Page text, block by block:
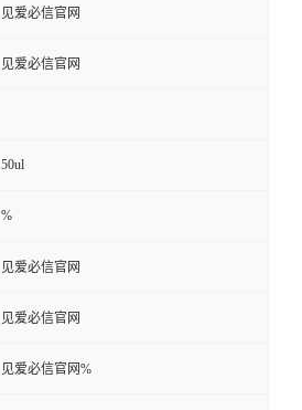
见爱必信官网
见爱必信官网
50ul
%
见爱必信官网
见爱必信官网
见爱必信官网%